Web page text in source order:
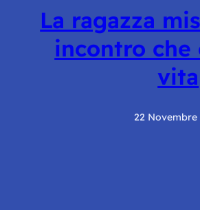
La ragazza
incontro che
vita
22 Novembre